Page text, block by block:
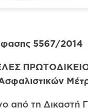
5567/2014
από τη Δικαστή